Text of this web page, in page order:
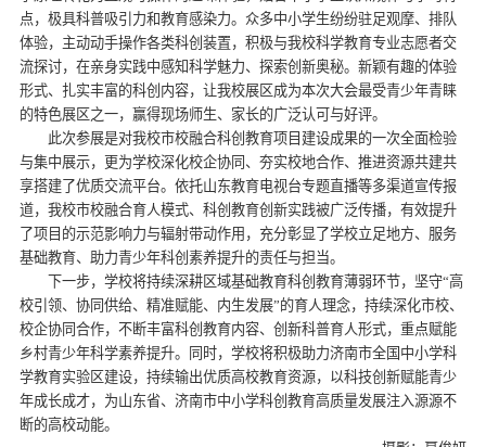
点，极具科普吸引力和教育感染力。众多中小学生纷纷驻足观摩、排队
体验，主动动手操作各类科创装置，积极与我校科学教育专业志愿者交
流探讨，在亲身实践中感知科学魅力、探索创新奥秘。新颖有趣的体验
形式、扎实丰富的科创内容，让我校展区成为本次大会最受青少年青睐
的特色展区之一，赢得现场师生、家长的广泛认可与好评。
此次参展是对我校市校融合科创教育项目建设成果的一次全面检验
与集中展示，更为学校深化校企协同、夯实校地合作、推进资源共建共
享搭建了优质交流平台。依托山东教育电视台专题直播等多渠道宣传报
道，我校市校融合育人模式、科创教育创新实践被广泛传播，有效提升
了项目的示范影响力与辐射带动作用，充分彰显了学校立足地方、服务
基础教育、助力青少年科创素养提升的责任与担当。
下一步，学校将持续深耕区域基础教育科创教育薄弱环节，坚守“高
校引领、协同供给、精准赋能、内生发展”的育人理念，持续深化市校、
校企协同合作，不断丰富科创教育内容、创新科普育人形式，重点赋能
乡村青少年科学素养提升。同时，学校将积极助力济南市全国中小学科
学教育实验区建设，持续输出优质高校教育资源，以科技创新赋能青少
年成长成才，为山东省、济南市中小学科创教育高质量发展注入源源不
断的高校动能。